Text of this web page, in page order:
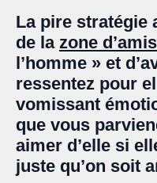
La pire stratégie
de la zone d’amis
l’homme » et
ressentez pour
vomissant
que vous
aimer d’elle si
juste qu’on soit